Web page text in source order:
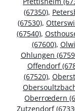
(67350),
(67530),
(67540),
(67600),
Ohlungen
Offendorf
(67520),
Oberrœdern
Zutzendorf